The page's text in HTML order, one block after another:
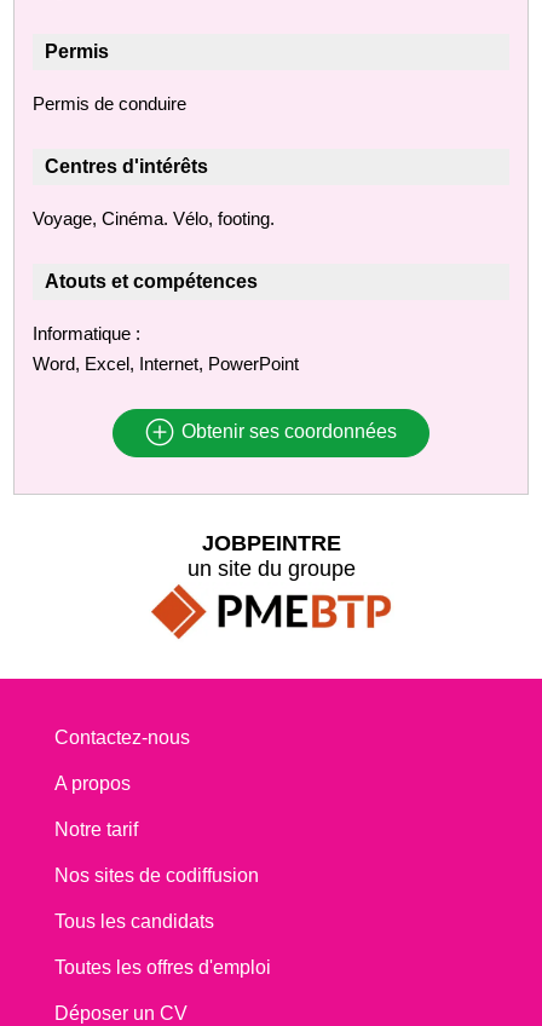
Permis
Permis de conduire
Centres d'intérêts
Voyage, Cinéma. Vélo, footing.
Atouts et compétences
Informatique :
Word, Excel, Internet, PowerPoint
Obtenir ses coordonnées
JOBPEINTRE
un site du groupe
Contactez-nous
A propos
Notre tarif
Nos sites de codiffusion
Tous les candidats
Toutes les offres d'emploi
Déposer un CV